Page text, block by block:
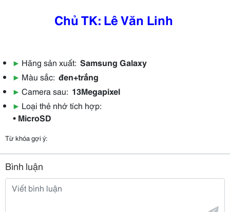
Chủ TK: Lê Văn Linh
▶ Hãng sản xuất: Samsung Galaxy
▶ Màu sắc: đen+trắng
▶ Camera sau: 13Megapixel
▶ Loại thẻ nhớ tích hợp:
• MicroSD
Từ khóa gợi ý:
Bình luận